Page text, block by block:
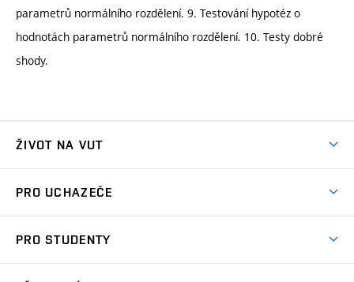
parametrů normálního rozdělení. 9. Testování hypotéz o
hodnotách parametrů normálního rozdělení. 10. Testy dobré
shody.
ŽIVOT NA VUT
Koleje
PRO UCHAZEČE
PRO STUDENTY